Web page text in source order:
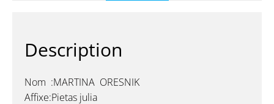
Description
Nom :MARTINA ORESNIK
Affixe:Pietas julia